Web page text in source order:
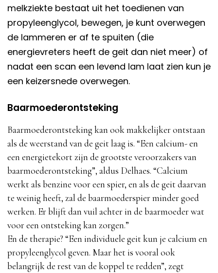
melkziekte bestaat uit het toedienen van
propyleenglycol, bewegen, je kunt overwegen
de lammeren er af te spuiten (die
energievreters heeft de geit dan niet meer) of
nadat een scan een levend lam laat zien kun je
een keizersnede overwegen.
Baarmoederontsteking
Baarmoederontsteking kan ook makkelijker ontstaan
als de weerstand van de geit laag is. “Een calcium- en
een energietekort zijn de grootste veroorzakers van
baarmoederontsteking”, aldus Delhaes. “Calcium
werkt als benzine voor een spier, en als de geit daarvan
te weinig heeft, zal de baarmoederspier minder goed
werken. Er blijft dan vuil achter in de baarmoeder wat
voor een ontsteking kan zorgen.”
En de therapie? “Een individuele geit kun je calcium en
propyleenglycol geven. Maar het is vooral ook
belangrijk de rest van de koppel te redden”, zegt